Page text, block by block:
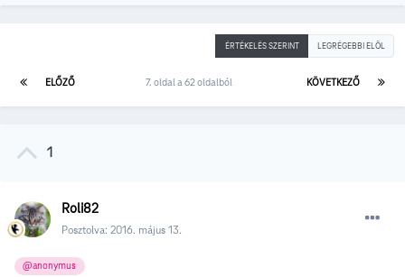
ÉRTÉKELÉS SZERINT LEGRÉGEBBI ELÖL
ELŐZŐ KÖVETKEZŐ
7. oldal a 62 oldalból
1
Roli82
Posztolva: 2016. május 13.
@anonymus